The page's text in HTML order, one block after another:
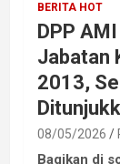
BERITA HOT
DPP
Jabatan
2013,
08/05/2026
Bagikan di